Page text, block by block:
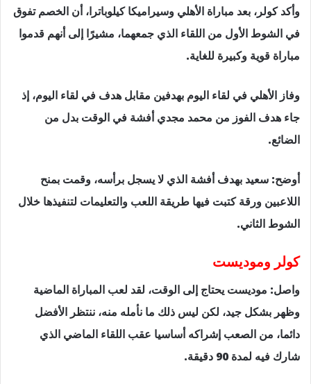
وأكد كولر، بعد مباراة الأهلي وسيراميكا كيلوباترا، أن الخصم تفوق
في الشوط الأول من اللقاء الذي جمعهما، مشيرًا إلى أنهم قدموا
مباراة قوية وكبيرة للغاية.
وفاز الأهلي في لقاء اليوم بهدفين مقابل هدف في لقاء اليوم، إذ
جاء هدف الفوز من محمد مجدي أفشة في الوقت بدل من
الضائع.
أوضح: سعيد بهدف أفشة الذي لا يسجل برأسه، وقمت بمنح
اللاعبين ورقة كتبت فيها طريقة اللعب والتعليمات لتنفيذها خلال
الشوط الثاني.
كولر وموديست
واصل: موديست يحتاج إلى الوقت، لقد لعب المباراة الماضية
وظهر بشكل جيد، لكن ليس ذلك ما نأمله منه، ننتظر الأفضل
دائما، من الصعب إشراكه أساسيا عقب اللقاء الماضي الذي
شارك فيه لمدة 90 دقيقة.